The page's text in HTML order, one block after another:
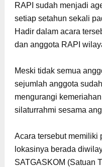
RAPI sudah menjadi
setiap setahun sekali
Hadir dalam acara
dan anggota RAPI
Meski tidak semua
sejumlah anggota
mengurangi
silaturrahmi sesama
Acara tersebut memiliki
lokasinya berada
SATGASKOM (Satuan